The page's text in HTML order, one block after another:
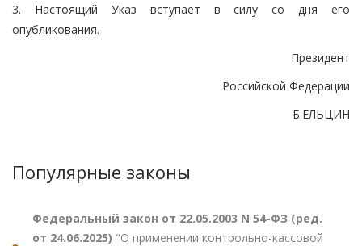
3. Настоящий Указ вступает в силу со дня его
опубликования.
Президент
Российской Федерации
Б.ЕЛЬЦИН
Популярные законы
Федеральный закон от 22.05.2003 N 54-ФЗ (ред.
от 24.06.2025) "О применении контрольно-кассовой